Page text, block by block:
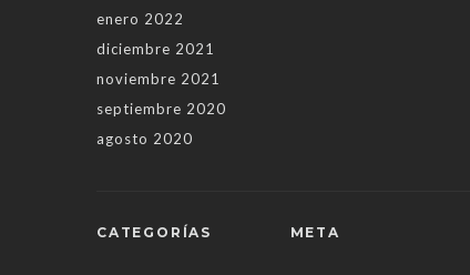
enero 2022
diciembre 2021
noviembre 2021
septiembre 2020
agosto 2020
CATEGORÍAS META